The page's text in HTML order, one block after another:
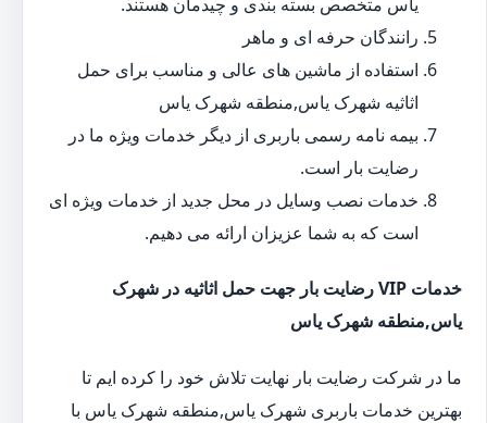
رانندگان حرفه ای و ماهر
استفاده از ماشین های عالی و مناسب برای حمل
اثاثیه شهرک یاس,منطقه شهرک یاس
بیمه نامه رسمی باربری از دیگر خدمات ویژه ما در
رضایت بار است.
خدمات نصب وسایل در محل جدید از خدمات ویژه ای
است که به شما عزیزان ارائه می دهیم.
خدمات VIP رضایت بار جهت حمل اثاثیه در شهرک
یاس,منطقه شهرک یاس
ما در شرکت رضایت بار نهایت تلاش خود را کرده ایم تا
بهترین خدمات باربری شهرک یاس,منطقه شهرک یاس با